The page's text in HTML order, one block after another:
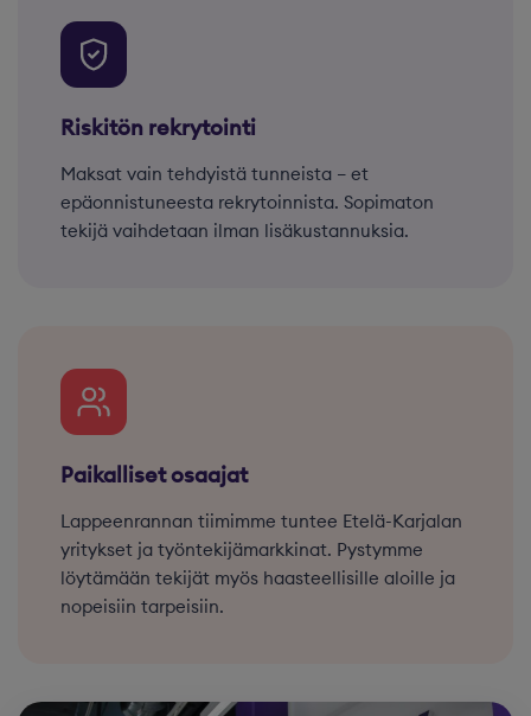
Riskitön rekrytointi
Maksat vain tehdyistä tunneista – et
epäonnistuneesta rekrytoinnista. Sopimaton
tekijä vaihdetaan ilman lisäkustannuksia.
Paikalliset osaajat
Lappeenrannan tiimimme tuntee Etelä-Karjalan
yritykset ja työntekijämarkkinat. Pystymme
löytämään tekijät myös haasteellisille aloille ja
nopeisiin tarpeisiin.